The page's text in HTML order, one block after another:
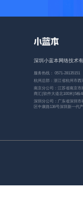
深圳小蓝本网络技术
服务热线： 0571-28135151
杭州总部：浙江省杭州市西
南京分公司：江苏省南京市
商汇(软件大道北100米)5栋
深圳分公司：广东省深圳市
区中康路136号深圳新一代